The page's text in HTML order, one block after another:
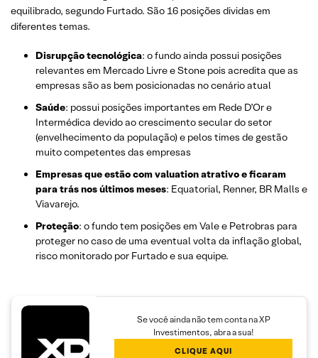
equilibrado, segundo Furtado. São 16 posições dividas em
diferentes temas.
Disrupção tecnológica: o fundo ainda possui posições
relevantes em Mercado Livre e Stone pois acredita que as
empresas são as bem posicionadas no cenário atual
Saúde: possui posições importantes em Rede D’Or e
Intermédica devido ao crescimento secular do setor
(envelhecimento da população) e pelos times de gestão
muito competentes das empresas
Empresas que estão com valuation atrativo e ficaram
para trás nos últimos meses: Equatorial, Renner, BR Malls e
Viavarejo.
Proteção: o fundo tem posições em Vale e Petrobras para
proteger no caso de uma eventual volta da inflação global,
risco monitorado por Furtado e sua equipe.
Se você ainda não tem conta na XP
Investimentos, abra a sua!
CLIQUE AQUI